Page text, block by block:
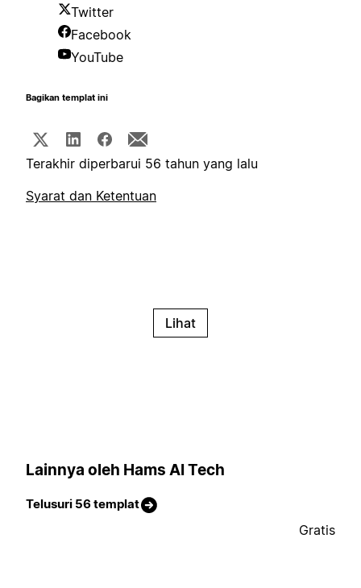
Twitter
Facebook
YouTube
Bagikan templat ini
Terakhir diperbarui 56 tahun yang lalu
Syarat dan Ketentuan
Lihat
Lainnya oleh Hams AI Tech
Telusuri 56 templat
Gratis